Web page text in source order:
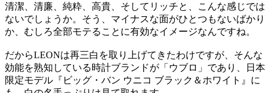
清潔、清廉、純粋、高貴、そしてリッチと、こんな感じでは
ないでしょうか。そう、マイナスな面がひとつもないばかり
か、むしろ全部モテることに有効なイメージなんですね。
だからLEONは再三白を取り上げてきたわけですが、そんな
効能を熟知している時計ブランドが「ウブロ」であり、日本
限定モデル『ビッグ・バン ウニコ ブラック＆ホワイト』に